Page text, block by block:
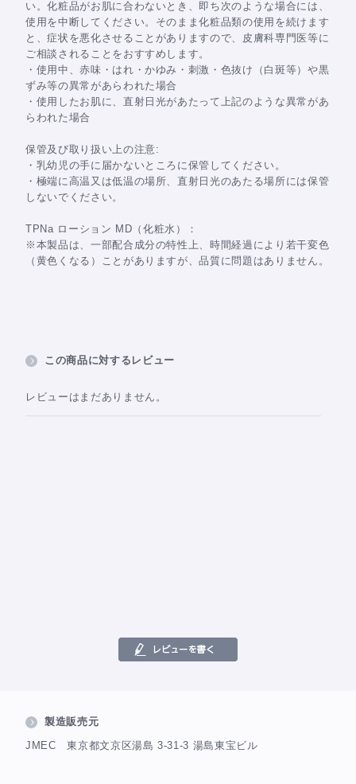
い。化粧品がお肌に合わないとき、即ち次のような場合には、
使用を中断してください。そのまま化粧品類の使用を続けます
と、症状を悪化させることがありますので、皮膚科専門医等に
ご相談されることをおすすめします。
・使用中、赤味・はれ・かゆみ・刺激・色抜け（白斑等）や黒
ずみ等の異常があらわれた場合
・使用したお肌に、直射日光があたって上記のような異常があ
らわれた場合
保管及び取り扱い上の注意:
・乳幼児の手に届かないところに保管してください。
・極端に高温又は低温の場所、直射日光のあたる場所には保管
しないでください。
TPNa ローション MD（化粧水）：
※本製品は、一部配合成分の特性上、時間経過により若干変色
（黄色くなる）ことがありますが、品質に問題はありません。
この商品に対するレビュー
レビューはまだありません。
製造販売元
JMEC 東京都文京区湯島 3-31-3 湯島東宝ビル